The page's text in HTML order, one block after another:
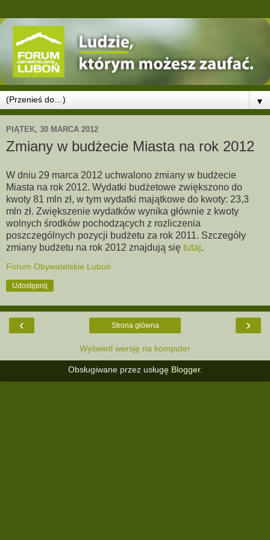
▼
PIĄTEK, 30 MARCA 2012
Zmiany w budżecie Miasta na rok 2012
W dniu 29 marca 2012 uchwalono zmiany w budżecie
Miasta na rok 2012. Wydatki budżetowe zwiększono do
kwoty 81 mln zł, w tym wydatki majątkowe do kwoty: 23,3
mln zł. Zwiększenie wydatków wynika głównie z kwoty
wolnych środków pochodzących z rozliczenia
poszczególnych pozycji budżetu za rok 2011. Szczegóły
zmiany budżetu na rok 2012 znajdują się tutaj.
Forum Obywatelskie Luboń
Udostępnij
‹ ›
Strona główna
Wyświetl wersję na komputer
Obsługiwane przez usługę Blogger.